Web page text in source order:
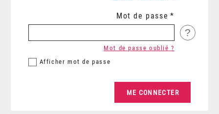
Mot de passe
?
Afficher mot de passe
Mot de passe oublié ?